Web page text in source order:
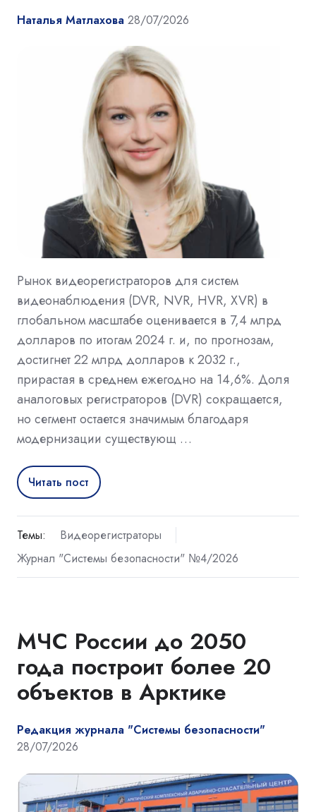
Наталья Матлахова 28/07/2026
Рынок видеорегистраторов для систем
видеонаблюдения (DVR, NVR, HVR, XVR) в
глобальном масштабе оценивается в 7,4 млрд
долларов по итогам 2024 г. и, по прогнозам,
достигнет 22 млрд долларов к 2032 г.,
прирастая в среднем ежегодно на 14,6%. Доля
аналоговых регистраторов (DVR) сокращается,
но сегмент остается значимым благодаря
модернизации существующ …
Читать пост
Темы:
Видеорегистраторы
Журнал "Системы безопасности" №4/2026
МЧС России до 2050
года построит более 20
объектов в Арктике
Редакция журнала "Системы безопасности"
28/07/2026